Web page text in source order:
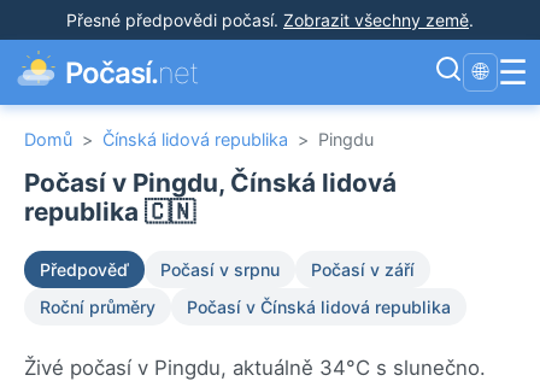
Přesné předpovědi počasí. Zobrazit všechny země.
Počasí.net 🌐 ☰
Domů > Čínská lidová republika > Pingdu
Počasí v Pingdu, Čínská lidová
republika 🇨🇳
Předpověď Počasí v srpnu
Počasí v září
Roční průměry
Počasí v Čínská lidová republika
Živé počasí v Pingdu, aktuálně 34°C s slunečno.